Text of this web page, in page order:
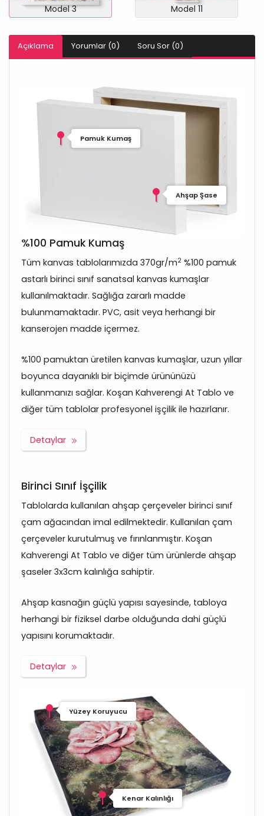
Model 3 Model 11
Açıklama Yorumlar (0) Soru Sor (0)
Pamuk Kumaş
Ahşap Şase
%100 Pamuk Kumaş
Tüm kanvas tablolarımızda 370gr/m2 %100 pamuk
astarlı birinci sınıf sanatsal kanvas kumaşlar
kullanılmaktadır. Sağlığa zararlı madde
bulunmamaktadır. PVC, asit veya herhangi bir
kanserojen madde içermez.
%100 pamuktan üretilen kanvas kumaşlar, uzun yıllar
boyunca dayanıklı bir biçimde ürününüzü
kullanmanızı sağlar. Koşan Kahverengi At Tablo ve
diğer tüm tablolar profesyonel işçilik ile hazırlanır.
Detaylar
Birinci Sınıf İşçilik
Tablolarda kullanılan ahşap çerçeveler birinci sınıf
çam ağacından imal edilmektedir. Kullanılan çam
çerçeveler kurutulmuş ve fırınlanmıştır. Koşan
Kahverengi At Tablo ve diğer tüm ürünlerde ahşap
şaseler 3x3cm kalınlığa sahiptir.
Ahşap kasnağın güçlü yapısı sayesinde, tabloya
herhangi bir fiziksel darbe olduğunda dahi güçlü
yapısını korumaktadır.
Detaylar
Yüzey Koruyucu
Kenar Kalınlığı